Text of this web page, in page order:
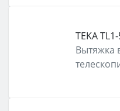
TEKA
Вытяжка